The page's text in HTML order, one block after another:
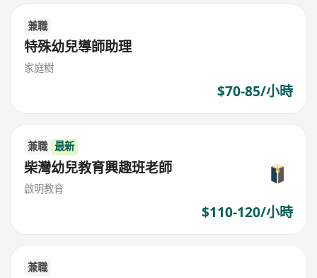
兼職
特殊幼兒導師助理
家庭樹
$70-85/小時
兼職 最新
柴灣幼兒教育興趣班老師
啟明教育
$110-120/小時
兼職